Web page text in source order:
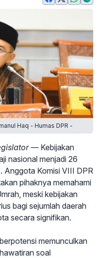
Haq - Humas DPR -
— Kebijakan
nasional menjadi 26
Anggota Komisi VIII DPR
pihaknya memahami
meski kebijakan
bagi sejumlah daerah
secara signifikan.
memunculkan
soal